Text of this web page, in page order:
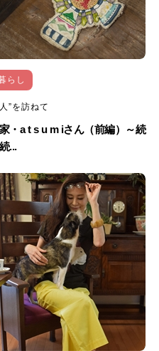
らし
”を訪ねて
・a t s u m iさん（前編）～続
...